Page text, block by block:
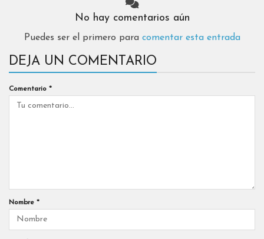
No hay comentarios aún
Puedes ser el primero para comentar esta entrada
DEJA UN COMENTARIO
Comentario *
Nombre *